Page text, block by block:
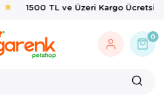
1500 TL ve Üzeri Kargo Ücretsiz
0
KEDI
Kedi Taşıma
KÖPEK
Kedi
KUŞ
Kafes & Yuva
EVCIL
Kedi Mama &
BALIK
Balık Yemleri
Yemler & Ek
Bakım &
ÇEVRE
Haşere